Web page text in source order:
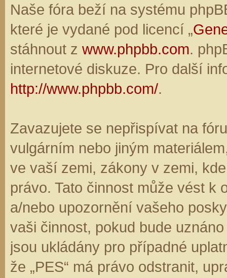
Naše fóra beží na systému
které je vydané pod licencí „
stáhnout z www.phpbb.com.
internetové diskuze. Pro další
http://www.phpbb.com/.
Zavazujete se nepřispívat na
vulgárním nebo jiným
ve vaší zemi, zákony v zemi,
právo. Tato činnost může vést k
a/nebo upozornění vašeho
vaši činnost, pokud bude
jsou ukládány pro případné
že „PES“ má právo odstranit,